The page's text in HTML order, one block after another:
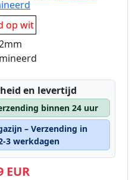
op wit
en levertijd
binnen 24 uur
– Verzending in
3 werkdagen
EUR